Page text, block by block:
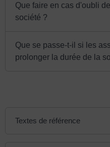
Que faire en cas d'oubli
société ?
Que se passe-t-il si les
prolonger la durée de la
Textes de référence